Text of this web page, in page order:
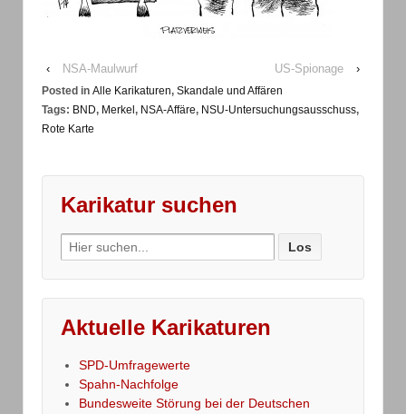
‹ NSA-Maulwurf US-Spionage ›
Posted in Alle Karikaturen, Skandale und Affären
Tags: BND, Merkel , NSA-Affäre, NSU-Untersuchungsausschuss,
Rote Karte
Karikatur suchen
Search
for:
Aktuelle Karikaturen
SPD-Umfragewerte
Spahn-Nachfolge
Bundesweite Störung bei der Deutschen